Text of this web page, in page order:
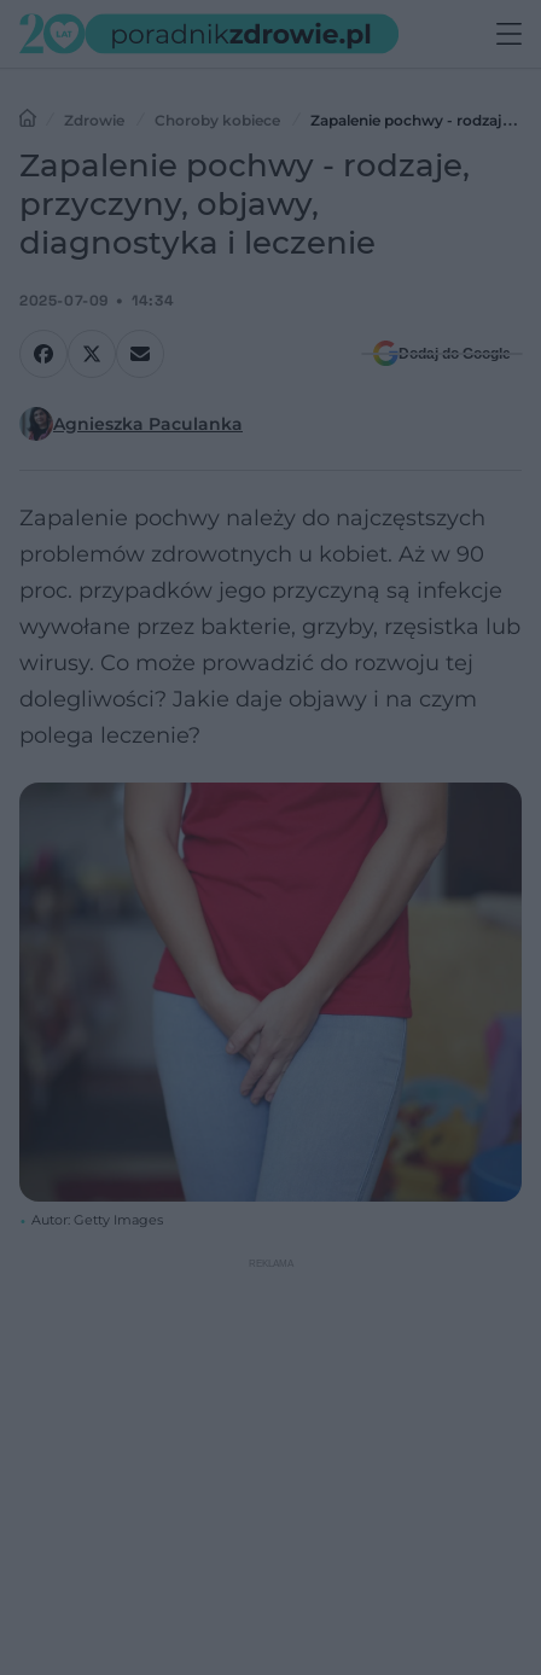
Zdrowie Choroby kobiece
Zapalenie pochwy - rodzaje,
przyczyny, objawy, diagnostyka i leczenie
Zapalenie pochwy - rodzaje,
przyczyny, objawy,
diagnostyka i leczenie
2025-07-09 14:34
Dodaj do Google
Agnieszka Paculanka
Zapalenie pochwy należy do najczęstszych
problemów zdrowotnych u kobiet. Aż w 90
proc. przypadków jego przyczyną są infekcje
wywołane przez bakterie, grzyby, rzęsistka lub
wirusy. Co może prowadzić do rozwoju tej
dolegliwości? Jakie daje objawy i na czym
polega leczenie?
Autor: Getty Images